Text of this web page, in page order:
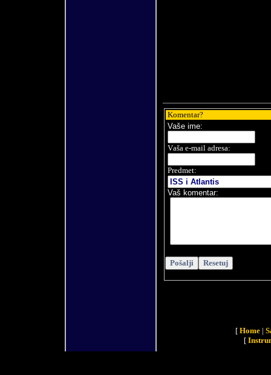
Komentar?
Vašeime:
Vaša e-mail adresa:
Predmet:
Vaš komentar:
[ Home|
[